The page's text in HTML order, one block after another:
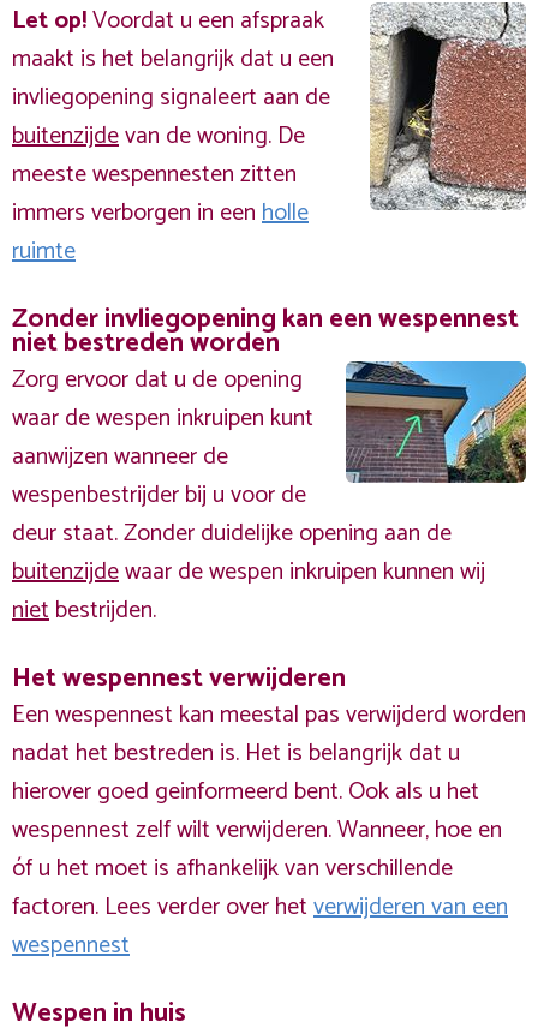
Let op!Voordat u een afspraak
maakt is het belangrijk dat u een
invliegopening signaleert aan de
buitenzijdevan de woning. De
meeste wespennesten zitten
immers verborgen in eenholle
ruimte
Zonder invliegopening kan een wespennest
niet bestreden worden
Zorg ervoor dat u de opening
waar de wespen inkruipen kunt
aanwijzen wanneer de
wespenbestrijder bij u voor de
deur staat. Zonder duidelijke opening aan de
buitenzijdewaar de wespen inkruipen kunnen wij
nietbestrijden.
Het wespennest verwijderen
Een wespennest kan meestal pas verwijderd worden
nadat het bestreden is. Het is belangrijk dat u
hierover goed geinformeerd bent. Ook als u het
wespennest zelf wilt verwijderen. Wanneer, hoe en
óf u het moet is afhankelijk van verschillende
factoren. Lees verder over hetverwijderen van een
wespennest
Wespen in huis